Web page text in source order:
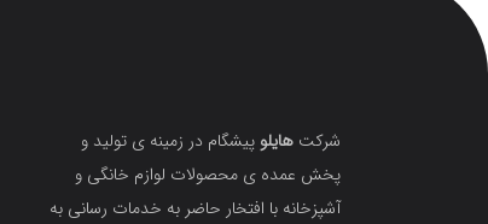
شرکت هایلو پیشگام در زمینه ی تولید و
پخش عمده ی محصولات لوازم خانگی و
آشپزخانه با افتخار حاضر به خدمات رسانی به